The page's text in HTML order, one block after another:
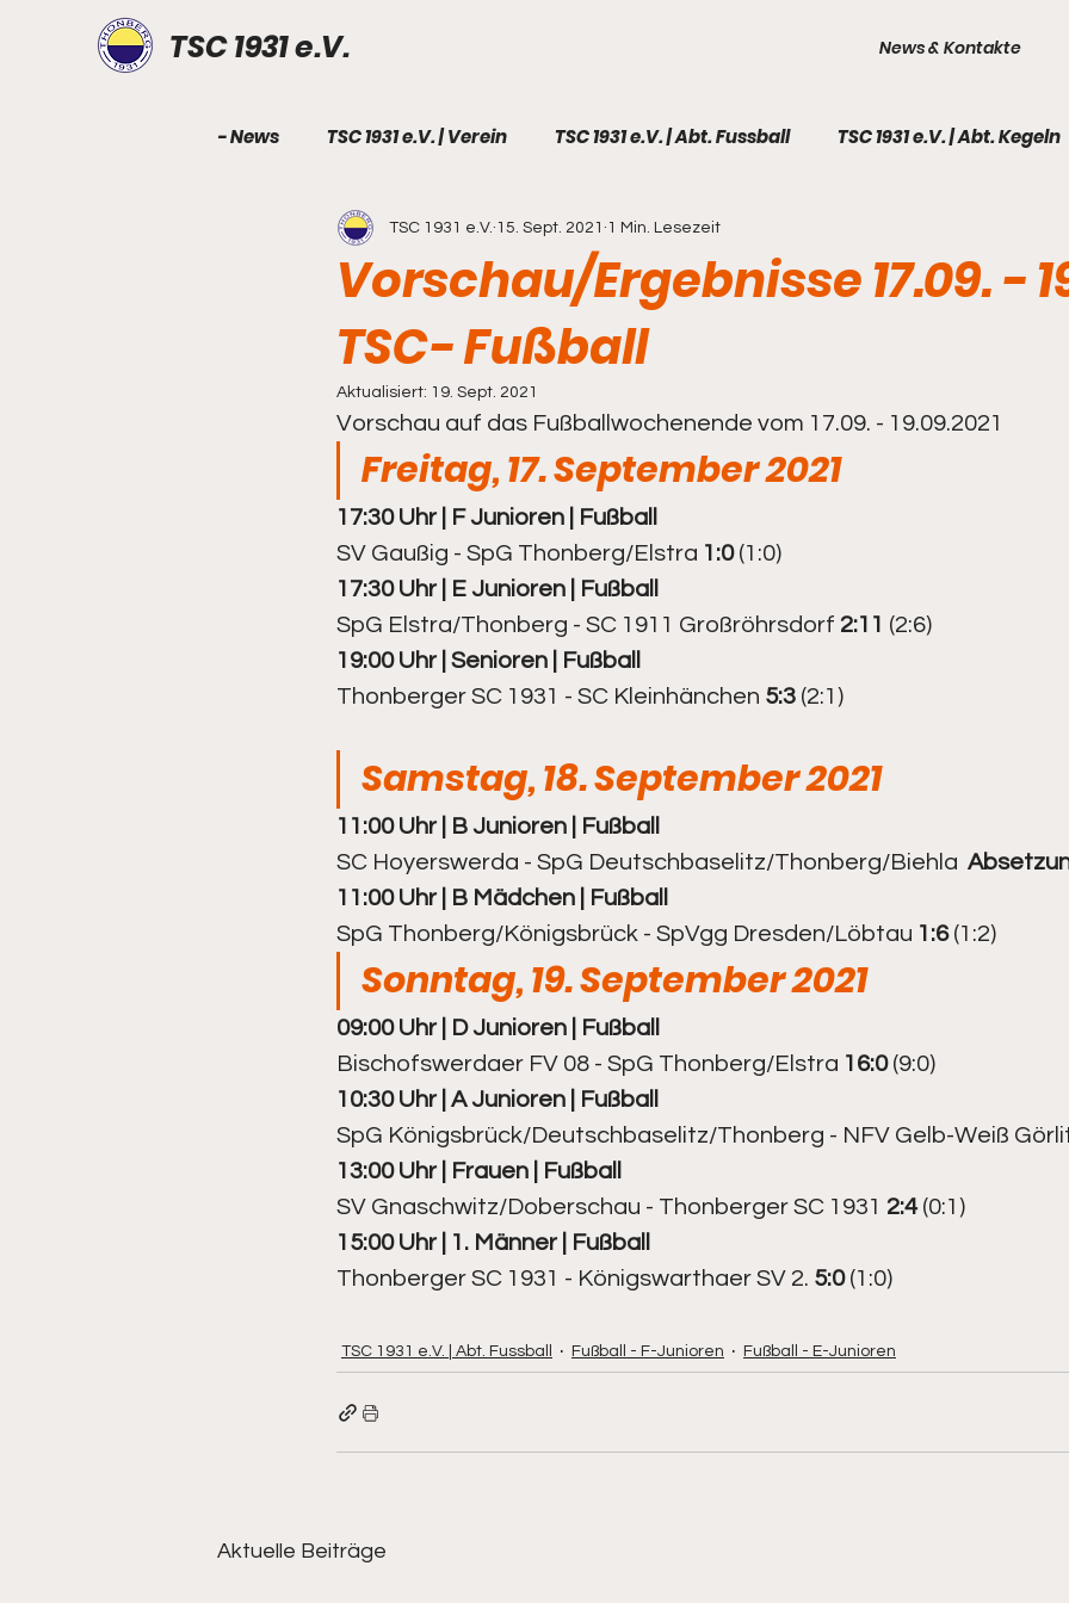
TSC 1931 e.V. News & Kontakte
- News TSC 1931 e.V. | Verein TSC 1931 e.V. | Abt. Fussball TSC 1931 e.V. | Abt. Kegeln
TSC 1931 e.V. | Geburtstag TSC 1931 e.V. | Galerie
Fußball - Senioren Fußball - Frauen
Fußball - B-Junioren Fußball - C-Junioren I Fußball - C-Junioren II Fußball
Fußball - E-Junioren Fußball - F-Junioren
Kegeln - Frauen Kegeln - 1. Senioren Kegeln - 2. Senioren
Vorschau/Ergebnisse 17.09. -
TSC- Fußball
TSC 1931 e.V. 15. Sept. 2021 1 Min. Lesezeit
Aktualisiert: 19. Sept. 2021
Vorschau auf das Fußballwochenende vom 17.09. - 19.09.2021
Freitag, 17. September 2021
17:30 Uhr | F Junioren | Fußball
SV Gaußig - SpG Thonberg/Elstra 1:0 (1:0)
17:30 Uhr | E Junioren | Fußball
SpG Elstra/Thonberg - SC 1911 Großröhrsdorf 2:11 (2:6)
19:00 Uhr | Senioren | Fußball
Thonberger SC 1931 - SC Kleinhänchen 5:3 (2:1)
Samstag, 18. September 2021
11:00 Uhr | B Junioren | Fußball
SC Hoyerswerda - SpG Deutschbaselitz/Thonberg/Biehla
11:00 Uhr | B Mädchen | Fußball
SpG Thonberg/Königsbrück - SpVgg Dresden/Löbtau 1:6 (1:2)
Sonntag, 19. September 2021
09:00 Uhr | D Junioren | Fußball
Bischofswerdaer FV 08 - SpG Thonberg/Elstra 16:0 (9:0)
10:30 Uhr | A Junioren | Fußball
SpG Königsbrück/Deutschbaselitz/Thonberg - NFV Gelb-Weiß
13:00 Uhr | Frauen | Fußball
SV Gnaschwitz/Doberschau - Thonberger SC 1931 2:4 (0:1)
15:00 Uhr | 1. Männer | Fußball
Thonberger SC 1931 - Königswarthaer SV 2. 5:0 (1:0)
TSC 1931 e.V. | Abt. Fussball Fußball - F-Junioren Fußball - E-Junioren
Aktuelle Beiträge